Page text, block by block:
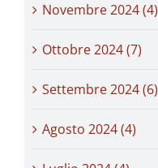
Novembre 2024 (4)
Ottobre 2024 (7)
Settembre 2024 (6)
Agosto 2024 (4)